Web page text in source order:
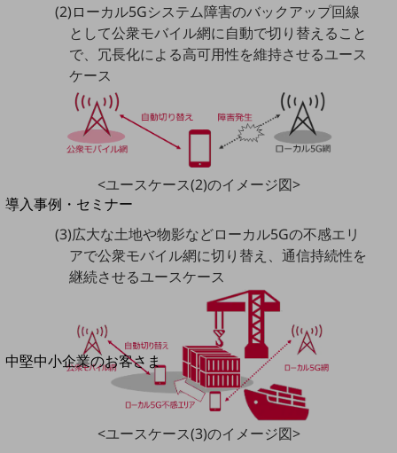
運用保守・故障紛失サポート
回線・ネットワーク
別ウィンドウで開きます
サービスをご利用中のお客さま
導入事例・セミナー
導入事例TOP
最新の導入事例や注目の導入事例をご紹介します
開催・出展する各種セミナー、イベント情報をご紹介します
別ウィンドウで開きます
中堅中小企業のお客さま
NTTドコモビジネスウォッチ
ビジネスお役立ち情報
旬な話題やお役立ち資料などDXの課題を
(2)ローカル5Gシステム障害のバックアップ回線
として公衆モバイル網に自動で切り替えること
で、冗長化による高可用性を維持させるユース
ケース
<ユースケース(2)のイメージ図>
(3)広大な土地や物影などローカル5Gの不感エリ
アで公衆モバイル網に切り替え、通信持続性を
継続させるユースケース
<ユースケース(3)のイメージ図>